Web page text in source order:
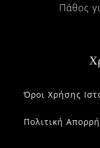
Πάθος
Όροι Χρήσης
Πολιτική